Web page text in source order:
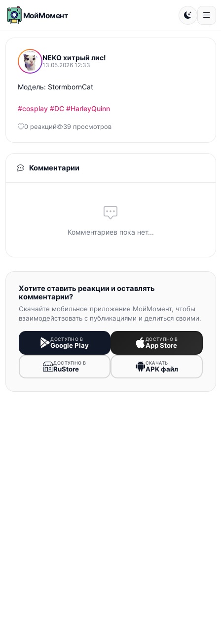
МойМомент
NEKO хитрый лис!
13.05.2026 12:33
Модель: StormbornCat
#cosplay #DC #HarleyQuinn
0 реакций 39 просмотров
Комментарии
Комментариев пока нет...
Хотите ставить реакции и оставлять
комментарии?
Скачайте мобильное приложение МойМомент, чтобы
взаимодействовать с публикациями и делиться своими.
ДОСТУПНО В
Google Play
ДОСТУПНО В
App Store
ДОСТУПНО В
RuStore
СКАЧАТЬ
APK файл